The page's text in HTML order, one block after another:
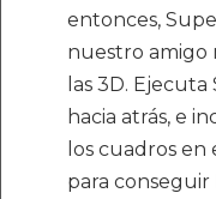
entonces,
nuestro amigo
las 3D.
hacia atrás, e
los cuadros en
para